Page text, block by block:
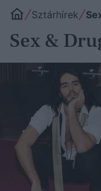
Sztárhírek
Sex &